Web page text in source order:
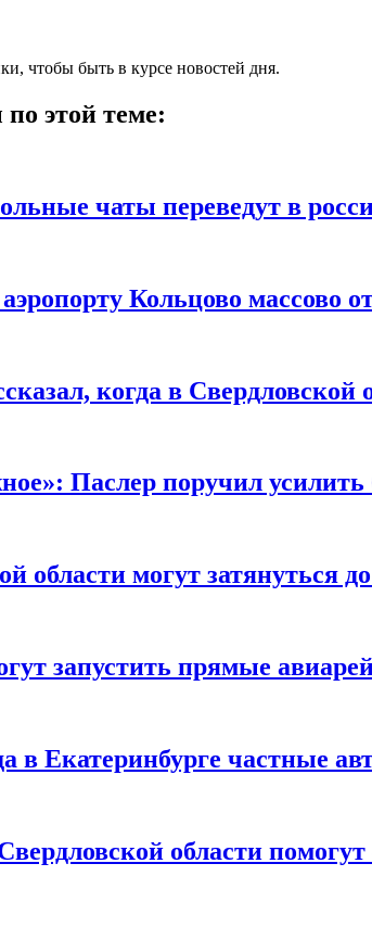
чтобы быть в курсе новостей дня.
этой теме:
чаты переведут в
Кольцово массово
когда в Свердловской
Паслер поручил
области могут затянуться до
запустить прямые
в Екатеринбурге частные
области